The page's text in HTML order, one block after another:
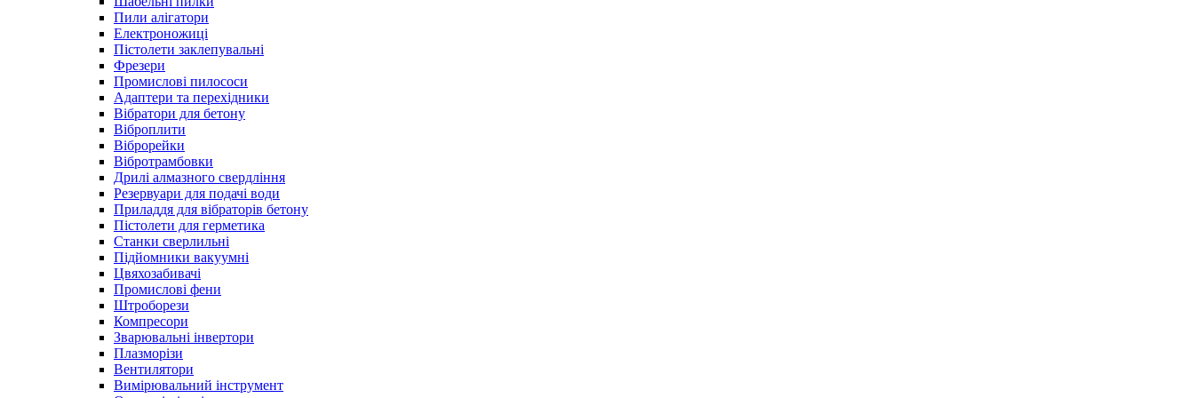
Пили алігатори
Електроножиці
Пістолети заклепувальні
Фрезери
Промислові пилососи
Адаптери та перехідники
Вібратори для бетону
Віброплити
Віброрейки
Вібротрамбовки
Дрилі алмазного свердління
Резервуари для подачі води
Приладдя для вібраторів бетону
Пістолети для герметика
Станки сверлильні
Підйомники вакуумні
Цвяхозабивачі
Промислові фени
Штроборези
Компресори
Зварювальні інвертори
Плазморізи
Вентилятори
Вимірювальний інструмент